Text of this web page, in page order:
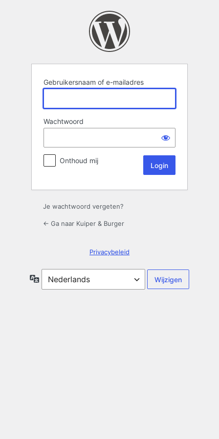
Gebruikersnaam of e-mailadres
Wachtwoord
Onthoud mij
Je wachtwoord vergeten?
← Ga naar Kuiper & Burger
Privacybeleid
Taal